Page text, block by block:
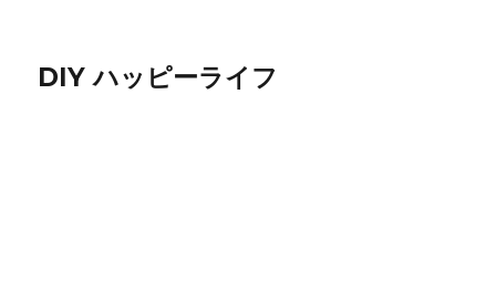
DIY ハッピーライフ